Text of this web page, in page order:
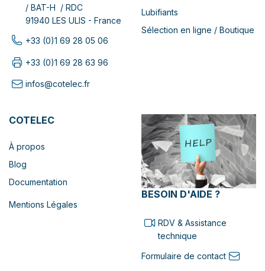
/ BAT-H / RDC
91940 LES ULIS - France
+33 (0)1 69 28 05 06
+33 (0)1 69 28 63 96
infos@cotelec.fr
Lubifiants
Sélection en ligne / Boutique
COTELEC
À propos
Blog
Documentation
Mentions Légales
BESOIN D'AIDE ?
RDV & Assistance
technique
Formulaire de contact